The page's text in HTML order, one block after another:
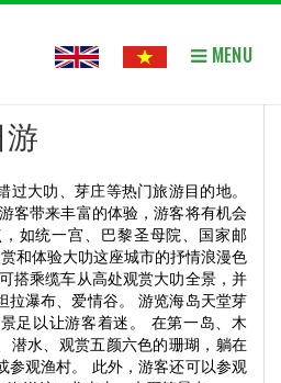
MENU
过大叻、芽庄等热门旅游目的地。
客带来丰富的体验，游客将有机会
如统一宫、巴黎圣母院、国家邮
和体验大叻这座城市的抒情浪漫色
搭乘缆车从高处观赏大叻全景，并
拉瀑布、爱情谷。 游览海岛天堂芽
足以让游客着迷。 在第一岛、木
潜水、观赏五颜六色的珊瑚，躺在
参观渔村。 此外，游客还可以参观